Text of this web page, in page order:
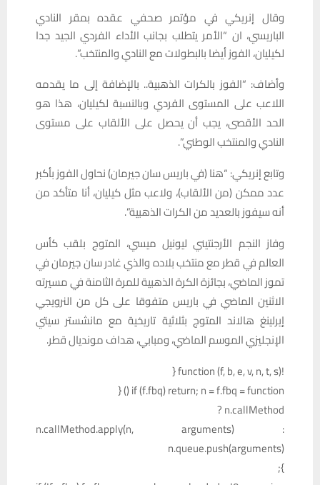
وقال إنريكي في مؤتمر صحفي عقده بمقر النادي
الباريسي، ان “الأمر يتطلب بجانب الأداء الفردي الجيد جدا
لكيليان، الفوز أيضا بالبطولات مع النادي والمنتخب”.
وأضاف: “الفوز بالكرات الذهبية.. بالإضافة إلى ما يقدمه
اللاعب على المستوى الفردي وبالنسبة لكيليان، هذا هو
الحد الأقصى، يجب أن يحصل على الألقاب على مستوى
النادي والمنتخب الوطني”.
وتابع إنريكي: “هنا (في باريس سان جيرمان) نحاول الفوز بأكبر
عدد ممكن (من الألقاب)، ولاعب مثل كيليان، أنا متأكد من
أنه سيفوز بالعديد من الكرات الذهبية”.
وفاز النجم الأرجنتيني ليونيل ميسي، المتوج بلقب كأس
العالم في قطر مع منتخب بلاده والذي غادر سان جيرمان في
تموز الماضي، بجائزة الكرة الذهبية للمرة الثامنة في مسيرته
الاثنين الماضي في باريس متفوقا على كل من النرويجي
إيرلينغ هالاند المتوج بثلاثية تاريخية مع مانشستر سيتي
الإنجليزي الموسم الماضي، ومبابي، هداف مونديال قطر.
!function (f, b, e, v, n, t, s) {
if (f.fbq) return; n = f.fbq = function () {
n.callMethod ?
n.callMethod.apply(n, arguments) :
n.queue.push(arguments)
};